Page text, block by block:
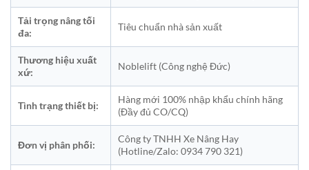
Tải trọng nâng tối
đa:
Tiêu chuẩn nhà sản xuất
Thương hiệu xuất
xứ:
Noblelift (Công nghệ Đức)
Tình trạng thiết bị:
Hàng mới 100% nhập khẩu chính hãng
(Đầy đủ CO/CQ)
Đơn vị phân phối:
Công ty TNHH Xe Nâng Hay
(Hotline/Zalo: 0934 790 321)